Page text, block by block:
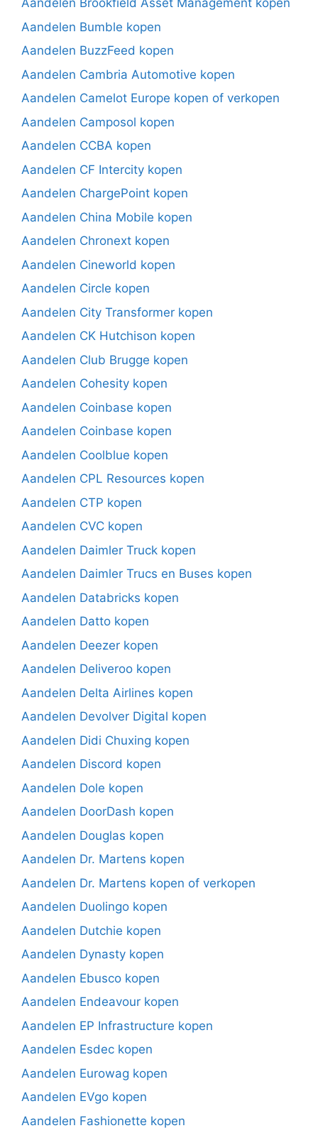
Aandelen Brookfield Asset Management kopen
Aandelen Bumble kopen
Aandelen BuzzFeed kopen
Aandelen Cambria Automotive kopen
Aandelen Camelot Europe kopen of verkopen
Aandelen Camposol kopen
Aandelen CCBA kopen
Aandelen CF Intercity kopen
Aandelen ChargePoint kopen
Aandelen China Mobile kopen
Aandelen Chronext kopen
Aandelen Cineworld kopen
Aandelen Circle kopen
Aandelen City Transformer kopen
Aandelen CK Hutchison kopen
Aandelen Club Brugge kopen
Aandelen Cohesity kopen
Aandelen Coinbase kopen
Aandelen Coinbase kopen
Aandelen Coolblue kopen
Aandelen CPL Resources kopen
Aandelen CTP kopen
Aandelen CVC kopen
Aandelen Daimler Truck kopen
Aandelen Daimler Trucs en Buses kopen
Aandelen Databricks kopen
Aandelen Datto kopen
Aandelen Deezer kopen
Aandelen Deliveroo kopen
Aandelen Delta Airlines kopen
Aandelen Devolver Digital kopen
Aandelen Didi Chuxing kopen
Aandelen Discord kopen
Aandelen Dole kopen
Aandelen DoorDash kopen
Aandelen Douglas kopen
Aandelen Dr. Martens kopen
Aandelen Dr. Martens kopen of verkopen
Aandelen Duolingo kopen
Aandelen Dutchie kopen
Aandelen Dynasty kopen
Aandelen Ebusco kopen
Aandelen Endeavour kopen
Aandelen EP Infrastructure kopen
Aandelen Esdec kopen
Aandelen Eurowag kopen
Aandelen EVgo kopen
Aandelen Fashionette kopen